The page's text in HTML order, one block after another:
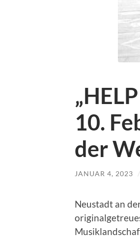
10.
der
JANUAR 4, 2023 /
Neustadt an